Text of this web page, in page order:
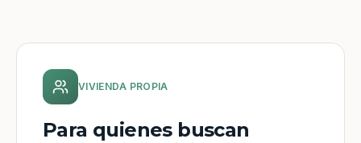
VIVIENDA PROPIA
Para quienes buscan